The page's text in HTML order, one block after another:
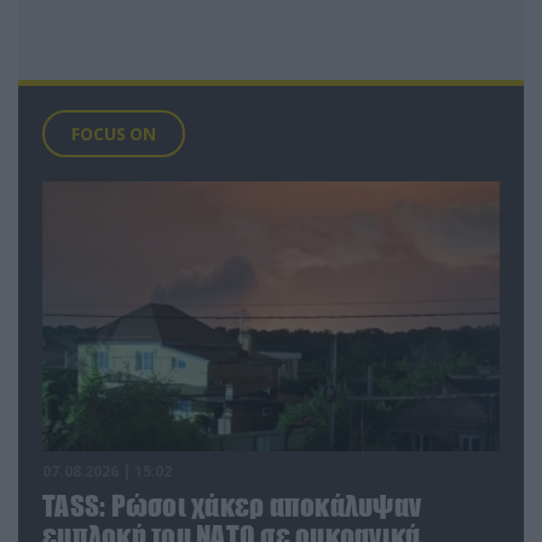
FOCUS ON
TASS: Ρώσοι χάκερ αποκάλυψαν